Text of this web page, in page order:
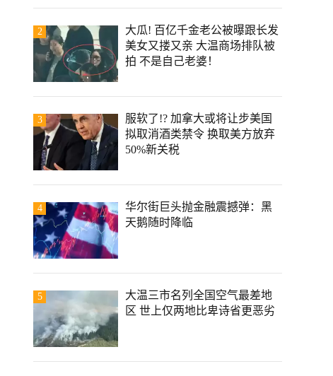
2
大瓜! 百亿千金老公被曝跟长发
美女又搂又亲 大温商场排队被
拍 不是自己老婆！
3
服软了!? 加拿大或将让步美国
拟取消酒类禁令 换取美方放弃
50%新关税
4
华尔街巨头抛金融震撼弹：黑
天鹅随时降临
5
大温三市名列全国空气最差地
区 世上仅两地比卑诗省更恶劣